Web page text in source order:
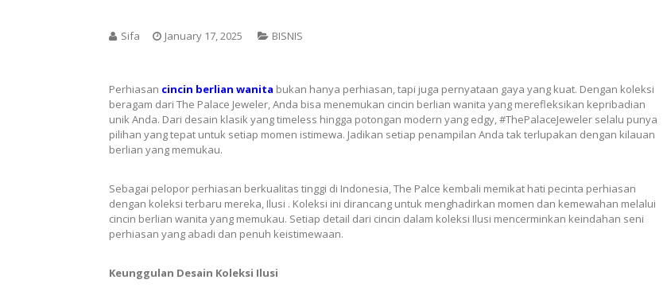
Sifa January 17, 2025 BISNIS
Perhiasan cincin berlian wanita bukan hanya perhiasan, tapi juga pernyataan gaya yang kuat. Dengan koleksi
beragam dari The Palace Jeweler, Anda bisa menemukan cincin berlian wanita yang merefleksikan kepribadian
unik Anda. Dari desain klasik yang timeless hingga potongan modern yang edgy, #ThePalaceJeweler selalu punya
pilihan yang tepat untuk setiap momen istimewa. Jadikan setiap penampilan Anda tak terlupakan dengan kilauan
berlian yang memukau.
Sebagai pelopor perhiasan berkualitas tinggi di Indonesia, The Palce kembali memikat hati pecinta perhiasan
dengan koleksi terbaru mereka, Ilusi . Koleksi ini dirancang untuk menghadirkan momen dan kemewahan melalui
cincin berlian wanita yang memukau. Setiap detail dari cincin dalam koleksi Ilusi mencerminkan keindahan seni
perhiasan yang abadi dan penuh keistimewaan.
Keunggulan Desain Koleksi Ilusi